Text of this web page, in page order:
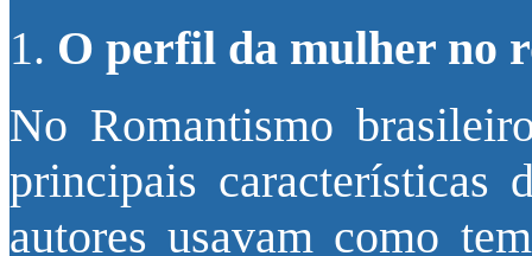
O perfil da mulher no
No Romantismo
principais características
autores usavam como